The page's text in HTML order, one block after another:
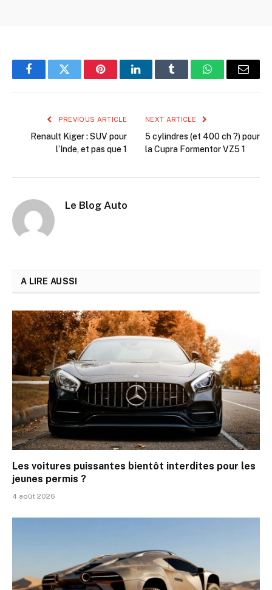
FacebookTwitter PinterestLinkedInTumblr WhatsAppEmail
PREVIOUS ARTICLE
Renault Kiger : SUV pour
l’Inde, et pas que 1
NEXT ARTICLE
5 cylindres (et 400 ch ?) pour
la Cupra Formentor VZ5 1
Le Blog Auto
A LIRE AUSSI
Les voitures puissantes bientôt interdites pour les
jeunes permis ?
4 août 2026